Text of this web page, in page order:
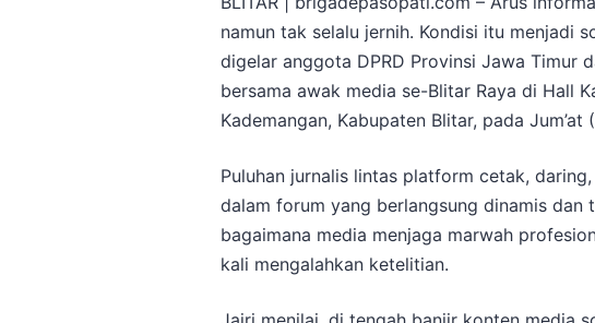
namun tak selalu jernih. Kondisi itu menjadi
digelar anggota DPRD Provinsi Jawa Timur
bersama awak media se-Blitar Raya di Hall
Kademangan, Kabupaten Blitar, pada
Puluhan jurnalis lintas platform cetak,
dalam forum yang berlangsung dinamis dan
bagaimana media menjaga marwah
kali mengalahkan ketelitian.